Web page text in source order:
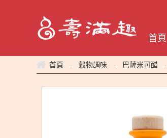
首頁
首頁 - 穀物調味 - 巴薩米可醋 -